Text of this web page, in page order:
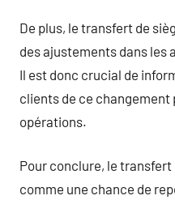
De plus, le transfert de
des ajustements dans les
Il est donc crucial de
clients de ce
opérations.
Pour conclure, le
comme une chance de